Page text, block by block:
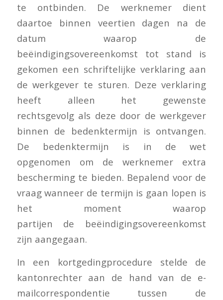
te ontbinden. De werknemer dient
daartoe binnen veertien dagen na de
datum waarop de
beëindigingsovereenkomst tot stand is
gekomen een schriftelijke verklaring aan
de werkgever te sturen. Deze verklaring
heeft alleen het gewenste
rechtsgevolg als deze door de werkgever
binnen de bedenktermijn is ontvangen.
De bedenktermijn is in de wet
opgenomen om de werknemer extra
bescherming te bieden. Bepalend voor de
vraag wanneer de termijn is gaan lopen is
het moment waarop
partijen de beëindigingsovereenkomst
zijn aangegaan.
In een kortgedingprocedure stelde de
kantonrechter aan de hand van de e-
mailcorrespondentie tussen de